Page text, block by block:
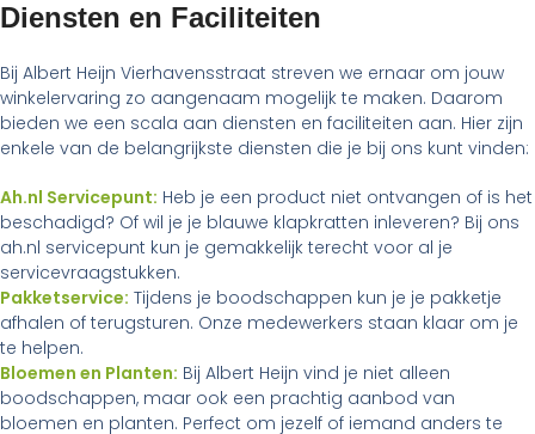
Diensten en Faciliteiten
Bij Albert Heijn Vierhavensstraat streven we ernaar om jouw
winkelervaring zo aangenaam mogelijk te maken. Daarom
bieden we een scala aan diensten en faciliteiten aan. Hier zijn
enkele van de belangrijkste diensten die je bij ons kunt vinden:
Ah.nl Servicepunt: Heb je een product niet ontvangen of is het
beschadigd? Of wil je je blauwe klapkratten inleveren? Bij ons
ah.nl servicepunt kun je gemakkelijk terecht voor al je
servicevraagstukken.
Pakketservice: Tijdens je boodschappen kun je je pakketje
afhalen of terugsturen. Onze medewerkers staan klaar om je
te helpen.
Bloemen en Planten: Bij Albert Heijn vind je niet alleen
boodschappen, maar ook een prachtig aanbod van
bloemen en planten. Perfect om jezelf of iemand anders te